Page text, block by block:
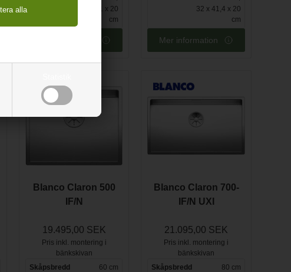
41,5 x 51 x 20
cm
32 x 41,4 x 20
cm
Mer information
Blanco Claron 500
IF/N
19.495,00 SEK
Pris inkl. montering i
bänkskivan
Skåpsbredd
60 cm
Blanco Claron 700-
IF/N UXI
21.095,00 SEK
Pris inkl. montering i
bänkskivan
Skåpsbredd
80 cm